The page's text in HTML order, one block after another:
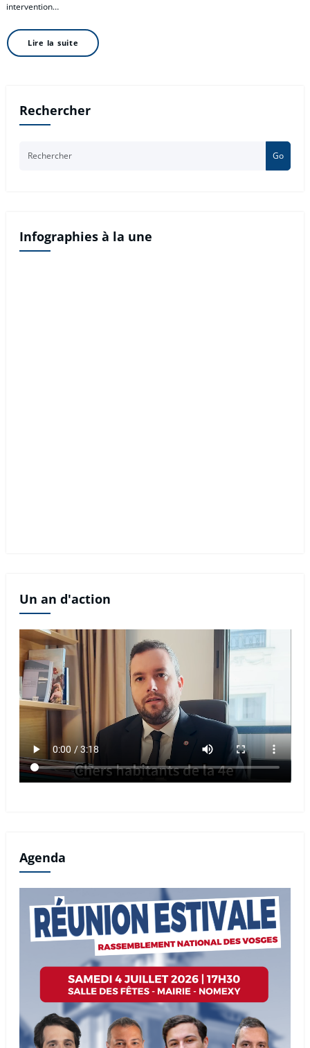
intervention…
Lire la suite
Rechercher
Go
Infographies à la une
Un an d'action
Agenda